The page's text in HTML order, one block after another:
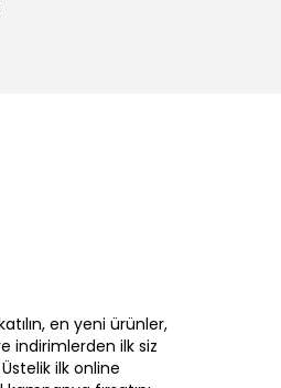
en yeni ürünler,
indirimlerden ilk siz
ilk online